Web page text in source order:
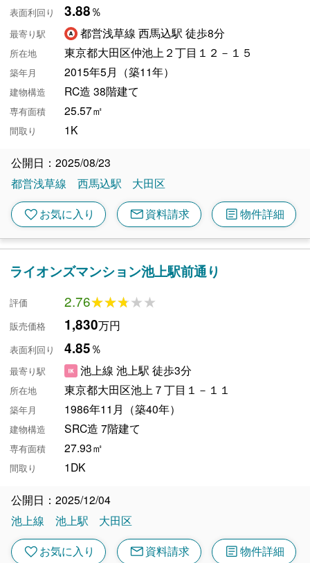
表面利回り 3.88％
最寄り駅 都営浅草線 西馬込駅 徒歩8分
所在地 東京都大田区仲池上２丁目１２－１５
築年月 2015年5月（築11年）
建物構造 RC造 38階建て
専有面積 25.57㎡
間取り 1K
公開日：2025/08/23
都営浅草線
西馬込駅 大田区
favoriteお気に入り mail資料請求 article物件詳細
ライオンズマンション池上駅前通り
評価 2.76★★★★★
★★★★★
販売価格 1,830万円
表面利回り 4.85％
最寄り駅 池上線 池上駅 徒歩3分
所在地 東京都大田区池上７丁目１－１１
築年月 1986年11月（築40年）
建物構造 SRC造 7階建て
専有面積 27.93㎡
間取り 1DK
公開日：2025/12/04
池上線
池上駅 大田区
favoriteお気に入り mail資料請求 article物件詳細